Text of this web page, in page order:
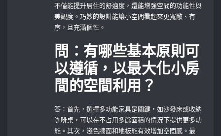
不僅能提升居住的舒適度，還能增強空間的功能性與
美觀度。巧妙的設計能讓小空間看起來更寬敞、有
序，且充滿個性。
問：有哪些基本原則可
以遵循，以最大化小房
間的空間利用？
答：首先，選擇多功能家具是關鍵，如沙發床或收納
咖啡桌，可以在不占用多餘面積的情況下提供更多功
能。其次，淺色牆面和地板能有效增加空間感。最